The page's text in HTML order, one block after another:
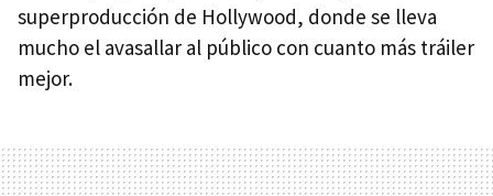
superproducción de Hollywood, donde se lleva
mucho el avasallar al público con cuanto más tráiler
mejor.